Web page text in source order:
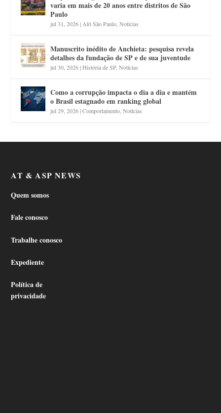
varia em mais de 20 anos entre distritos de São
Paulo
jul 31, 2026| Alô São Paulo ,Notícias
Manuscrito inédito de Anchieta: pesquisa revela
detalhes da fundação de SP e de sua juventude
jul 30, 2026|História de SP,Notícias
Como a corrupção impacta o dia a dia e mantém
o Brasil estagnado em ranking global
jul 29, 2026|Comportamento ,Notícias
AT & ASP NEWS
Quem somos
Fale conosco
Trabalhe conosco
Expediente
Política de
privacidade